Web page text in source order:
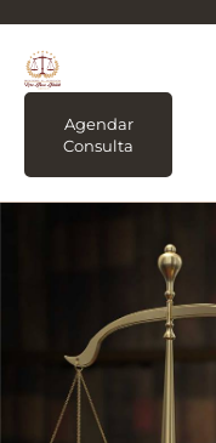
Agendar
Consulta